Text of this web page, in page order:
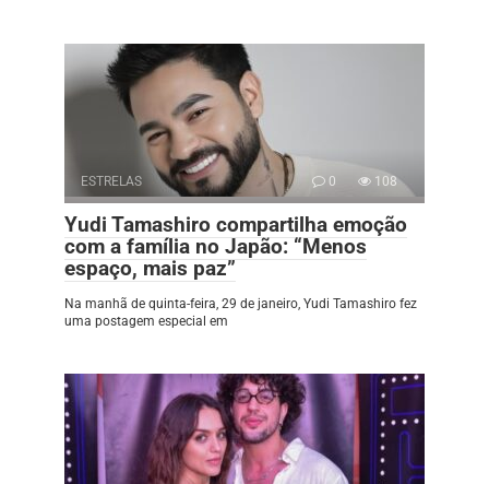
ESTRELAS 0 108
Yudi Tamashiro compartilha emoção
com a família no Japão: “Menos
espaço, mais paz”
Na manhã de quinta-feira, 29 de janeiro, Yudi Tamashiro fez
uma postagem especial em